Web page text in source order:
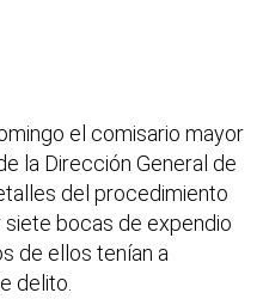
el comisario mayor
la Dirección General de
del procedimiento
bocas de expendio
de ellos tenían a
delito.